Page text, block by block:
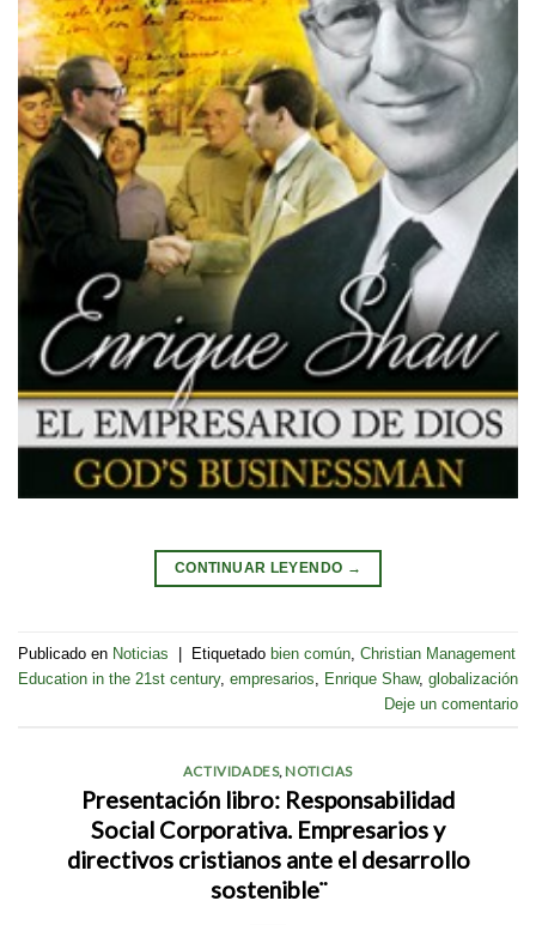
CONTINUAR LEYENDO →
Publicado en Noticias Etiquetado bien común Christian Management
Education in the 21st century, empresarios Enrique Shaw, globalización
Deje un comentario
ACTIVIDADES, NOTICIAS
Presentación libro: Responsabilidad
Social Corporativa. Empresarios y
directivos cristianos ante el desarrollo
sostenible¨